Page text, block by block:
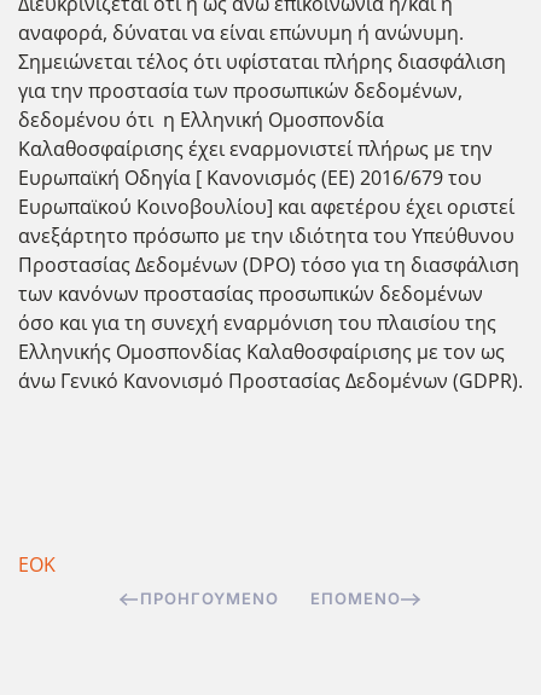
αναφορά, δύναται να είναι επώνυμη ή ανώνυμη.
Σημειώνεται τέλος ότι υφίσταται πλήρης διασφάλιση
για την προστασία των προσωπικών δεδομένων,
δεδομένου ότι η Ελληνική Ομοσπονδία
Καλαθοσφαίρισης έχει εναρμονιστεί πλήρως με την
Ευρωπαϊκή Οδηγία [ Κανονισμός (ΕΕ) 2016/679 του
Ευρωπαϊκού Κοινοβουλίου] και αφετέρου έχει οριστεί
ανεξάρτητο πρόσωπο με την ιδιότητα του Υπεύθυνου
Προστασίας Δεδομένων (DPO) τόσο για τη διασφάλιση
των κανόνων προστασίας προσωπικών δεδομένων
όσο και για τη συνεχή εναρμόνιση του πλαισίου της
Ελληνικής Ομοσπονδίας Καλαθοσφαίρισης με τον ως
άνω Γενικό Κανονισμό Προστασίας Δεδομένων (GDPR).
ΕΟΚ
ΠΡΟΗΓΟΎΜΕΝΟ ΕΠΌΜΕΝΟ